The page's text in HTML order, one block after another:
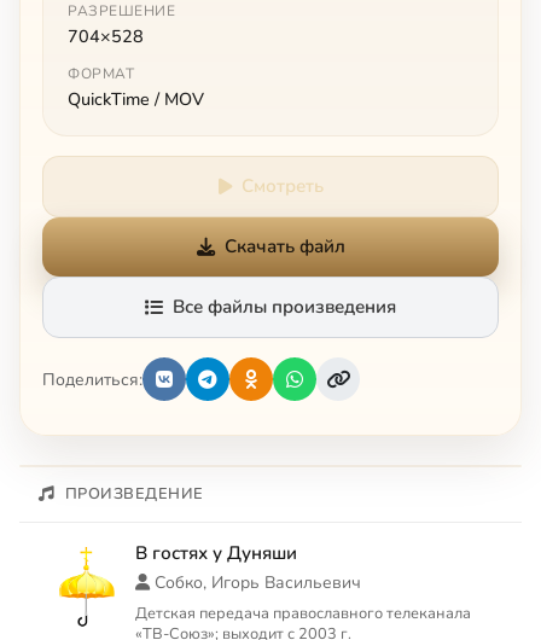
РАЗРЕШЕНИЕ
704×528
ФОРМАТ
QuickTime / MOV
Смотреть
Скачать файл
Все файлы произведения
Поделиться:
ПРОИЗВЕДЕНИЕ
В гостях у Дуняши
Собко, Игорь Васильевич
Детская передача православного телеканала
«ТВ-Союз»; выходит с 2003 г.